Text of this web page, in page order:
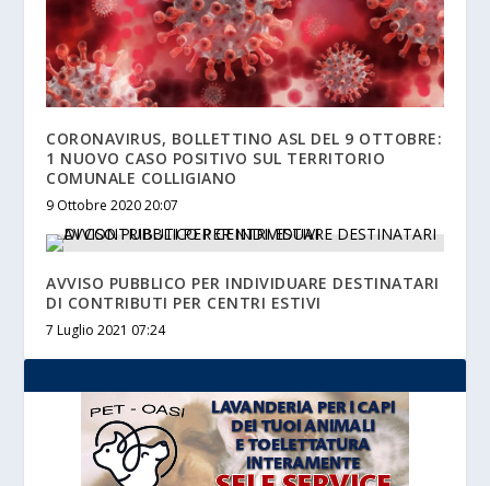
CORONAVIRUS, BOLLETTINO ASL DEL 9 OTTOBRE:
1 NUOVO CASO POSITIVO SUL TERRITORIO
COMUNALE COLLIGIANO
9 Ottobre 2020 20:07
AVVISO PUBBLICO PER INDIVIDUARE DESTINATARI
DI CONTRIBUTI PER CENTRI ESTIVI
7 Luglio 2021 07:24